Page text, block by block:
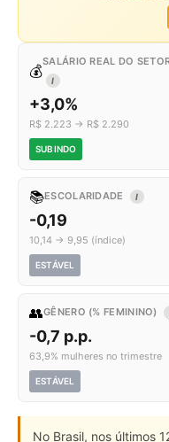
💰
SALÁRIO REAL DO
I
+3,0%
R$ 2.223 → R$ 2.290
SUBINDO
📚ESCOLARIDADE I
-0,19
10,14 → 9,95 (índice)
ESTÁVEL
👥GÊNERO (% FEMININO)
-0,7 p.p.
63,9% mulheres no trimestre
ESTÁVEL
No Brasil, nos últimos